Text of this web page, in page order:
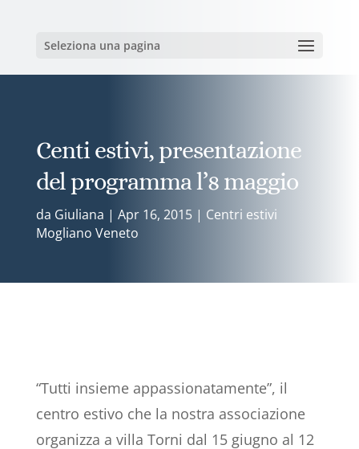
Seleziona una pagina
Centi estivi, presentazione
del programma l’8 maggio
da Giuliana | Apr 16, 2015| Centri estivi
Mogliano Veneto
“Tutti insieme appassionatamente”, il
centro estivo che la nostra associazione
organizza a villa Torni dal 15 giugno al 12